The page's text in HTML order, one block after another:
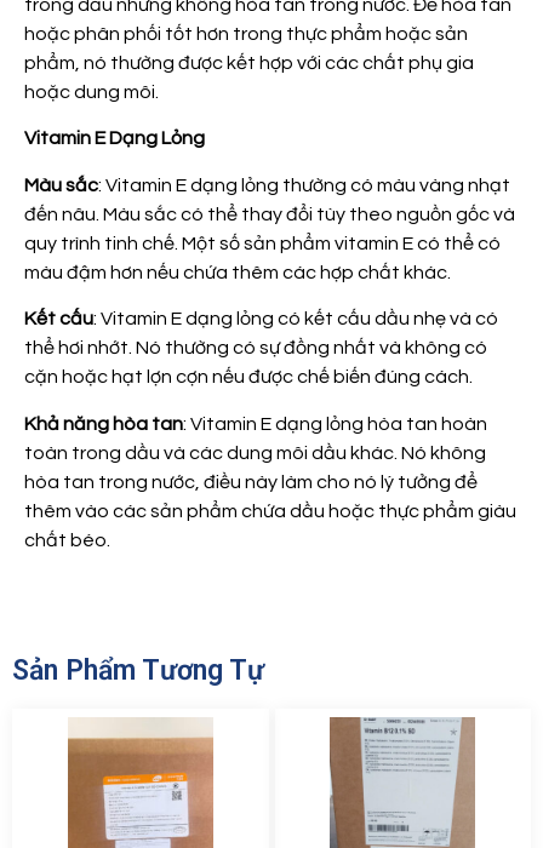
trong dầu nhưng không hòa tan trong nước. Để hòa tan
hoặc phân phối tốt hơn trong thực phẩm hoặc sản
phẩm, nó thường được kết hợp với các chất phụ gia
hoặc dung môi.
Vitamin E Dạng Lỏng
Màu sắc: Vitamin E dạng lỏng thường có màu vàng nhạt
đến nâu. Màu sắc có thể thay đổi tùy theo nguồn gốc và
quy trình tinh chế. Một số sản phẩm vitamin E có thể có
màu đậm hơn nếu chứa thêm các hợp chất khác.
Kết cấu: Vitamin E dạng lỏng có kết cấu dầu nhẹ và có
thể hơi nhớt. Nó thường có sự đồng nhất và không có
cặn hoặc hạt lợn cợn nếu được chế biến đúng cách.
Khả năng hòa tan: Vitamin E dạng lỏng hòa tan hoàn
toàn trong dầu và các dung môi dầu khác. Nó không
hòa tan trong nước, điều này làm cho nó lý tưởng để
thêm vào các sản phẩm chứa dầu hoặc thực phẩm giàu
chất béo.
Sản Phẩm Tương Tự